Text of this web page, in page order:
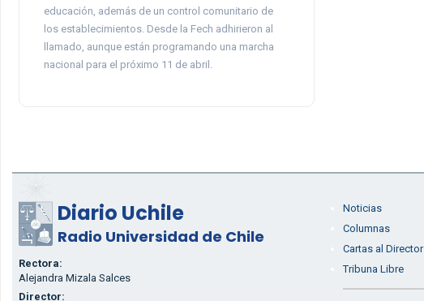
educación, además de un control comunitario de
los establecimientos. Desde la Fech adhirieron al
llamado, aunque están programando una marcha
nacional para el próximo 11 de abril.
Diario Uchile
Radio Universidad de Chile
Rectora:
Alejandra Mizala Salces
Director:
Noticias
Columnas
Cartas al Director
Tribuna Libre